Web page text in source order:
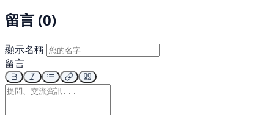
留言 (0)
顯示名稱
留言